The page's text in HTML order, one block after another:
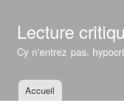
Lecture
Cy n'entrez pas,
Menu principal
Accueil